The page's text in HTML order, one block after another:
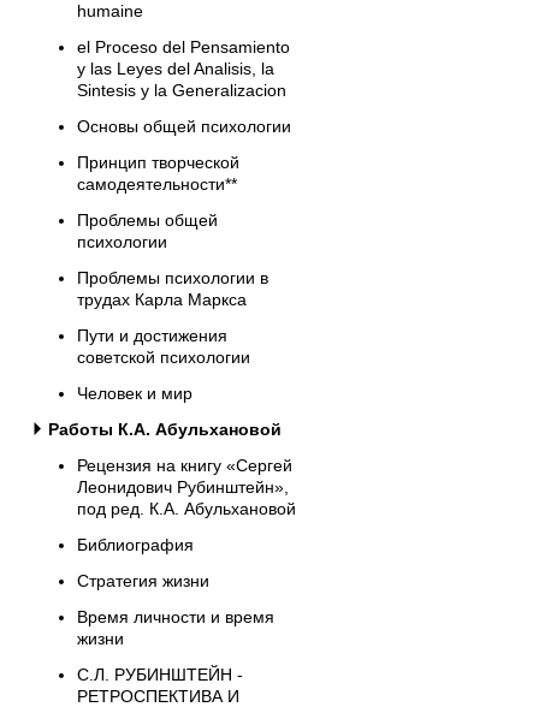
humaine
el Proceso del Pensamiento
y las Leyes del Analisis, la
Sintesis y la Generalizacion
Основы общей психологии
Принцип творческой
самодеятельности**
Проблемы общей
психологии
Проблемы психологии в
трудах Карла Маркса
Пути и достижения
советской психологии
Человек и мир
Работы К.А. Абульхановой
Рецензия на книгу «Сергей
Леонидович Рубинштейн»,
под ред. К.А. Абульхановой
Библиография
Стратегия жизни
Время личности и время
жизни
С.Л. РУБИНШТЕЙН -
РЕТРОСПЕКТИВА И